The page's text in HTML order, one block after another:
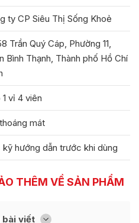
ty CP Siêu Thị Sống Khoẻ
Trần Quý Cáp, Phường 11,
Bình Thạnh, Thành phố Hồ Chí
1 vỉ 4 viên
mát
hướng dẫn trước khi dùng
THÊM VỀ SẢN PHẨM
bài viết [
Ẩn